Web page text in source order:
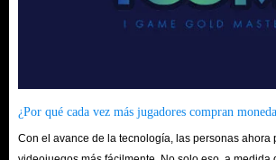
Monturas
Materiales de Artesanía y Recolección
¿Por qué cada vez más jugadores compran
Con el avance de la tecnología, las personas ahora